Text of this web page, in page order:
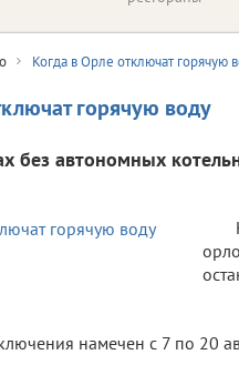
Когда в Орле отключат горячую
горячую воду
без автономных
намечен с 7 по 20